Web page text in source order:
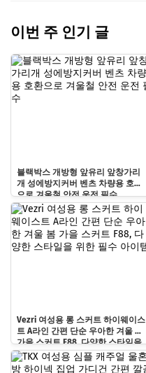
이번 주 인기 글
블랙박스 개방형 앞유리 앞창가리
개 성에방지커버 벤츠 차량용 호환
으로 겨울철 안전 운전 필수
Vezri 여성용 롱 스커트 하이웨이스
트 A라인 간편 단순 우아한 겨울 봄
가을 스커트 F88, 다양한 스타일을
위한 필수 아이템